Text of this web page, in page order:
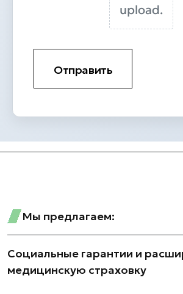
upload.
Отправить
Мы предлагаем:
Социальные гарантии и
медицинскую страховку